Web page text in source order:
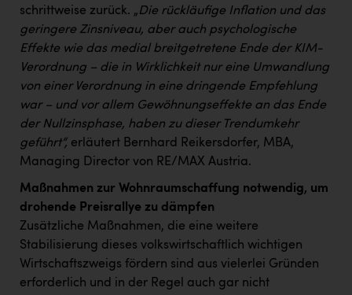
schrittweise zurück. „Die rückläufige Inflation und das
geringere Zinsniveau, aber auch psychologische
Effekte wie das medial breitgetretene Ende der KIM-
Verordnung – die in Wirklichkeit nur eine Umwandlung
von einer Verordnung in eine dringende Empfehlung
war – und vor allem Gewöhnungseffekte an das Ende
der Nullzinsphase, haben zu dieser Trendumkehr
geführt“, erläutert Bernhard Reikersdorfer, MBA,
Managing Director von RE/MAX Austria.
Maßnahmen zur Wohnraumschaffung notwendig, um
drohende Preisrallye zu dämpfen
Zusätzliche Maßnahmen, die eine weitere
Stabilisierung dieses volkswirtschaftlich wichtigen
Wirtschaftszweigs fördern sind aus vielerlei Gründen
erforderlich und in der Regel auch gar nicht